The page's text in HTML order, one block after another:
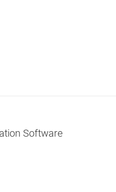
Software